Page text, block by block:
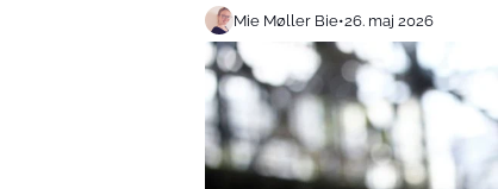
Mie Møller Bie•26. maj 2026